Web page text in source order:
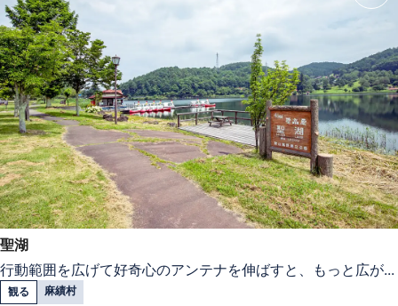
聖湖
行動範囲を広げて好奇心のアンテナを伸ばすと、もっと広が...
観る 麻績村